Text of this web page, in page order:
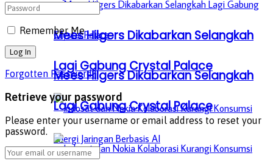
Mees Hilgers Dikabarkan Selangkah
Lagi Gabung Crystal Palace
Mees Hilgers Dikabarkan Selangkah
Lagi Gabung Crystal Palace
Remember Me
Forgotten Password?
Retrieve your password
Please enter your username or email address to reset your
password.